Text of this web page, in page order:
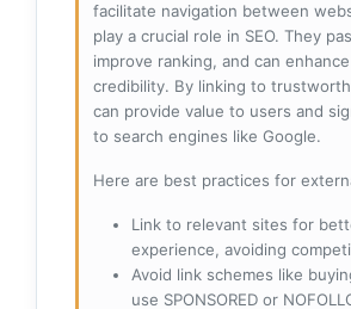
facilitate navigation between
play a crucial role in SEO. They
improve ranking, and can
credibility. By linking to
can provide value to users and
to search engines like Google.
Here are best practices for
Link to relevant sites for
experience, avoiding
Avoid link schemes like
use SPONSORED or